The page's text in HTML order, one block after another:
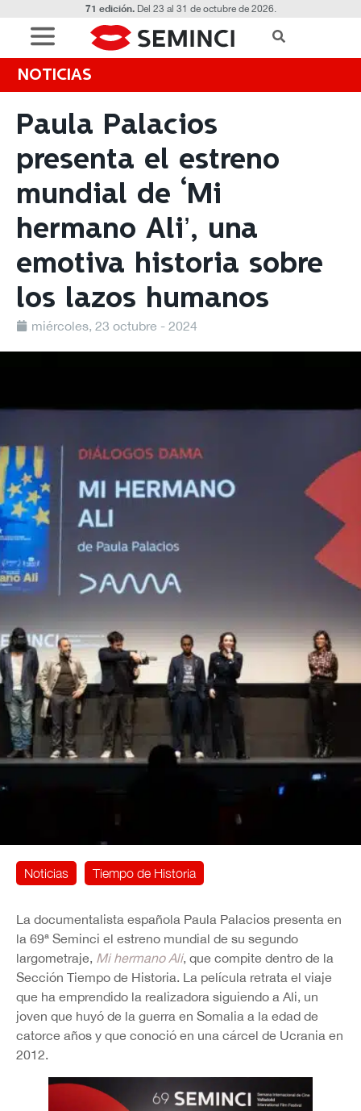
71 edición.Del 23 al 31 de octubre de 2026.
NOTICIAS
Paula Palacios
presenta el estreno
mundial de ‘Mi
hermano Ali’, una
emotiva historia sobre
los lazos humanos
miércoles, 23 octubre - 2024
Noticias Tiempo de Historia
La documentalista española Paula Palacios presenta en
la 69ª Seminci el estreno mundial de su segundo
largometraje, Mi hermano Ali, que compite dentro de la
Sección Tiempo de Historia. La película retrata el viaje
que ha emprendido la realizadora siguiendo a Ali, un
joven que huyó de la guerra en Somalia a la edad de
catorce años y que conoció en una cárcel de Ucrania en
2012.